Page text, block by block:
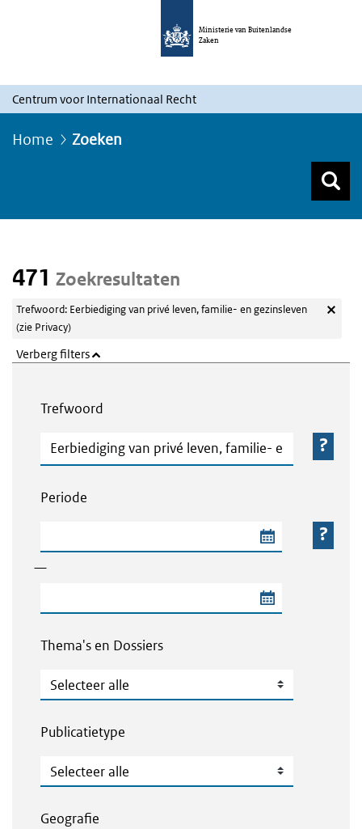
Ministerie van Buitenlandse
Zaken
Centrum voor Internationaal Recht
Home Zoeken
471 Zoekresultaten
Trefwoord: Eerbiediging van privé leven, familie- en gezinsleven
(zie Privacy)
Verberg filters
Trefwoord
Trefwoord
Periode
—
Thema's en Dossiers
Thema's en Dossiers
Publicatietype
Publicatietype
Geografie